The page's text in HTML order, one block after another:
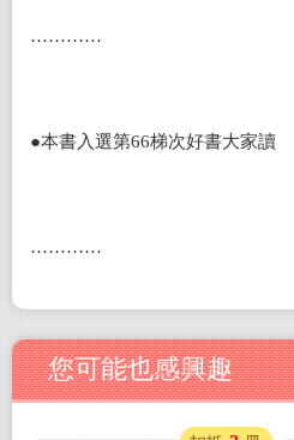
…………
●本書入選第66梯次好書大家讀
…………
您可能也感興趣